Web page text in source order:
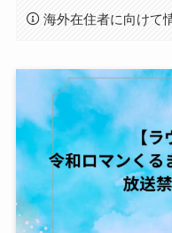
海外在住者に向けて